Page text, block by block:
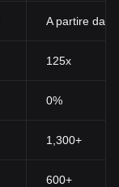
A partire
125x
0%
1,300+
600+